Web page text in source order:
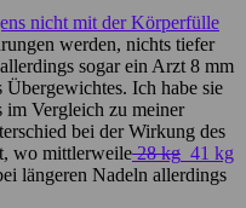
nicht mit der Körperfülle
werden, nichts tiefer
sogar ein Arzt 8 mm
Übergewichtes. Ich habe sie
im Vergleich zu meiner
bei der Wirkung des
wo mittlerweile28 kg 41 kg
längeren Nadeln allerdings